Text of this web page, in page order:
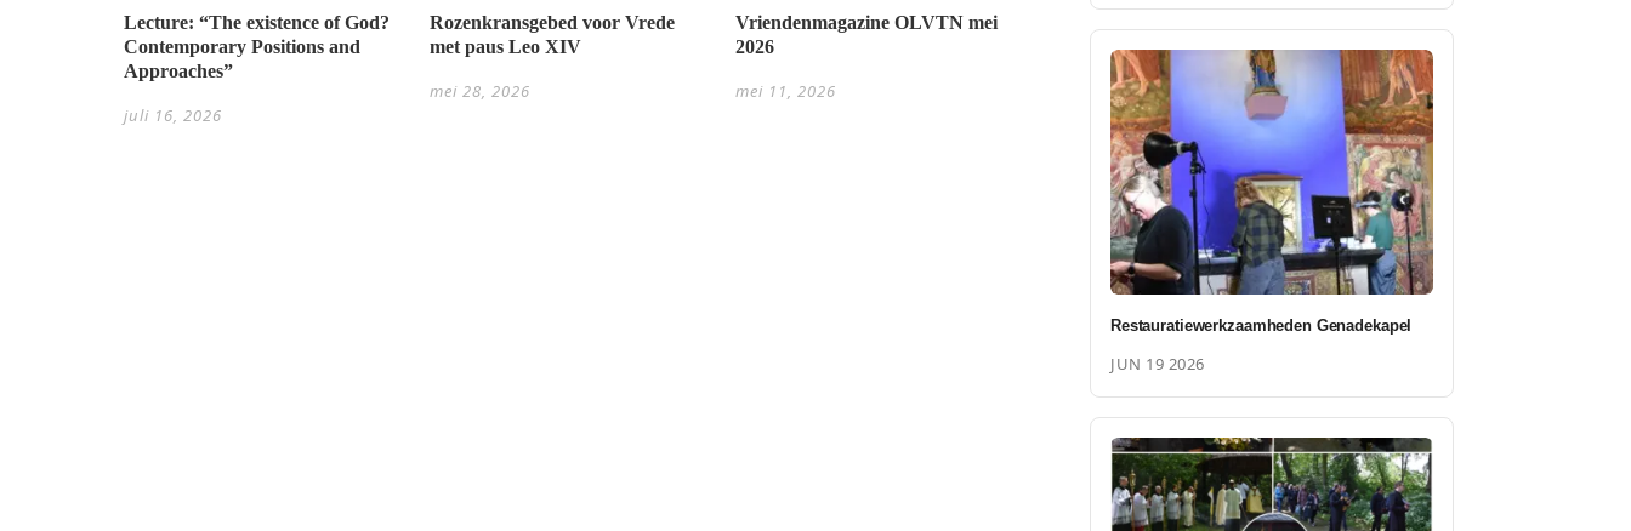
Lecture: “The existence of God?
Contemporary Positions and
Approaches”
juli 16, 2026
Rozenkransgebed voor Vrede
met paus Leo XIV
mei 28, 2026
Vriendenmagazine OLVTN mei
2026
mei 11, 2026
Restauratiewerkzaamheden Genadekapel
JUN 19 2026